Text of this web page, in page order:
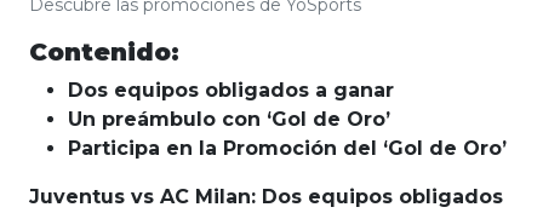
Descubre las promociones de YoSports
Contenido:
Dos equipos obligados a ganar
Un preámbulo con ‘Gol de Oro’
Participa en la Promoción del ‘Gol de Oro’
Juventus vs AC Milan: Dos equipos obligados